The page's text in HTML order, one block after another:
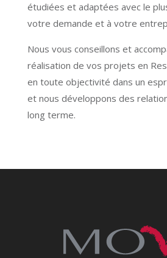
étudiées et adaptées avec le
votre demande et à votre
Nous vous conseillons et
réalisation de vos projets en
en toute objectivité dans un
et nous développons des
long terme.